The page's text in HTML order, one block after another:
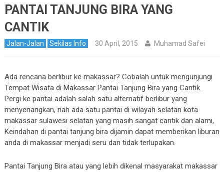
PANTAI TANJUNG BIRA YANG
CANTIK
Jalan-Jalan Sekilas Info 30 April, 2015 Muhamad Safei
Ada rencana berlibur ke makassar? Cobalah untuk mengunjungi
Tempat Wisata di Makassar Pantai Tanjung Bira yang Cantik.
Pergi ke pantai adalah salah satu alternatif berlibur yang
menyenangkan, nah ada satu pantai di wilayah selatan kota
makassar sulawesi selatan yang masih sangat cantik dan alami,
Keindahan di pantai tanjung bira dijamin dapat memberikan liburan
anda di makassar menjadi seru dan tidak terlupakan.
Pantai Tanjung Bira atau yang lebih dikenal masyarakat makassar